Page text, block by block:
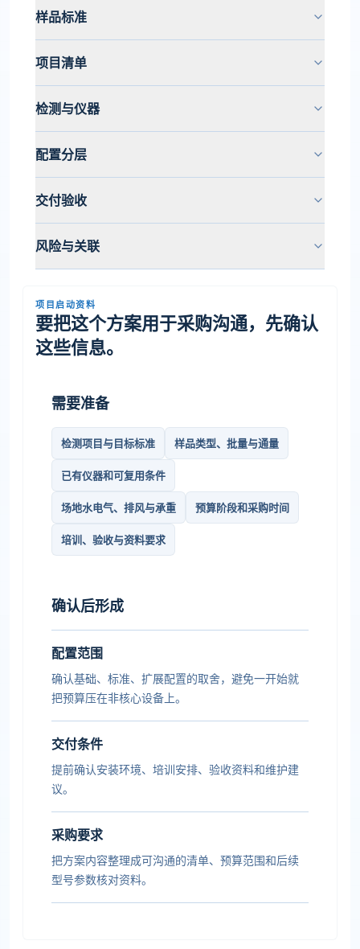
样品标准
项目清单
检测与仪器
配置分层
交付验收
风险与关联
项目启动资料
要把这个方案用于采购沟通，先确认
这些信息。
需要准备
检测项目与目标标准 样品类型、批量与通量
已有仪器和可复用条件
场地水电气、排风与承重 预算阶段和采购时间
培训、验收与资料要求
确认后形成
配置范围
确认基础、标准、扩展配置的取舍，避免一开始就
把预算压在非核心设备上。
交付条件
提前确认安装环境、培训安排、验收资料和维护建
议。
采购要求
把方案内容整理成可沟通的清单、预算范围和后续
型号参数核对资料。